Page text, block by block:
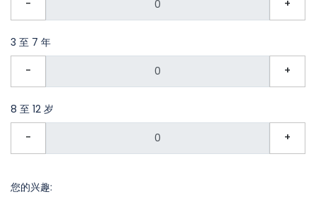
- +
3 至 7 年
-
+
8 至 12 岁
-
+
您的兴趣: